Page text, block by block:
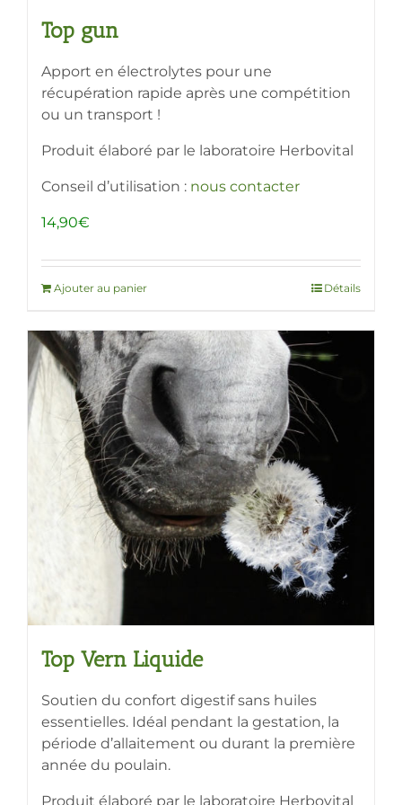
Top gun
Apport en électrolytes pour une
récupération rapide après une compétition
ou un transport !
Produit élaboré par le laboratoire Herbovital
Conseil d’utilisation : nous contacter
14,90€
Ajouter au panier Détails
Top Vern Liquide
Soutien du confort digestif sans huiles
essentielles. Idéal pendant la gestation, la
période d’allaitement ou durant la première
année du poulain.
Produit élaboré par le laboratoire Herbovital